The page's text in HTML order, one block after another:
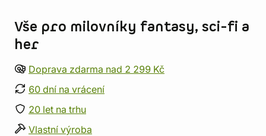
Vše pro milovníky fantasy, sci-fi a
her
Doprava zdarma nad 2 299 Kč
60 dní na vrácení
20 let na trhu
Vlastní výroba